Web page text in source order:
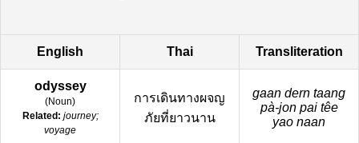
English Thai Transliteration
odyssey
(Noun)
Related: journey;
voyage
การเดินทางผจญ
ภัยที่ยาวนาน
gaan dern taang
pà-jon pai têe
yao naan